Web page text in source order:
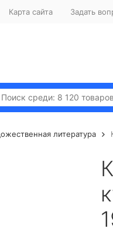
Карта сайта Задать
литература